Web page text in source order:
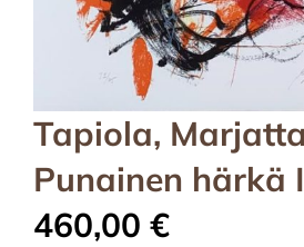
Tapiola,
Punainen härkä
460,00 €